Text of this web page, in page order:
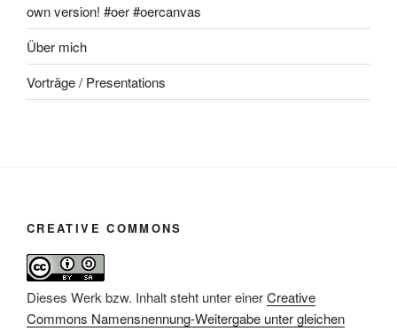
own version! #oer #oercanvas
Über mich
Vorträge / Presentations
CREATIVE COMMONS
Dieses Werk bzw. Inhalt steht unter einerCreative
Commons Namensnennung-Weitergabe unter gleichen